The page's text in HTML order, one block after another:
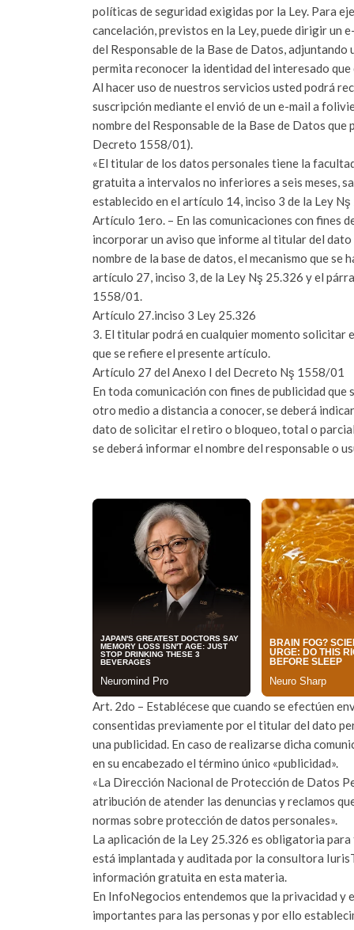
políticas de seguridad exigidas por la Ley. Para
cancelación, previstos en la Ley, puede dirigir
del Responsable de la Base de Datos,
permita reconocer la identidad del interesado
Al hacer uso de nuestros servicios usted podrá
suscripción mediante el envió de un e-mail a
nombre del Responsable de la Base de Datos
Decreto 1558/01).
«El titular de los datos personales tiene la
gratuita a intervalos no inferiores a seis meses,
establecido en el artículo 14, inciso 3 de la Ley Nş
Artículo 1ero. – En las comunicaciones con fines
incorporar un aviso que informe al titular del
nombre de la base de datos, el mecanismo que
artículo 27, inciso 3, de la Ley Nş 25.326 y el
1558/01.
Artículo 27.inciso 3 Ley 25.326
3. El titular podrá en cualquier momento solicitar
que se refiere el presente artículo.
Artículo 27 del Anexo I del Decreto Nş 1558/01
En toda comunicación con fines de publicidad
otro medio a distancia a conocer, se deberá
dato de solicitar el retiro o bloqueo, total o
se deberá informar el nombre del responsable o
Art. 2do – Establécese que cuando se efectúen
consentidas previamente por el titular del dato
una publicidad. En caso de realizarse dicha
en su encabezado el término único «publicidad».
«La Dirección Nacional de Protección de Datos
atribución de atender las denuncias y reclamos
normas sobre protección de datos personales».
La aplicación de la Ley 25.326 es obligatoria
está implantada y auditada por la consultora
información gratuita en esta materia.
En InfoNegocios entendemos que la privacidad y
importantes para las personas y por ello